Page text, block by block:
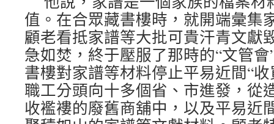
值。在合眾藏書樓時，就開端彙集
顧老看抵家譜等大批可貴汗青文獻
急如焚，終于壓服了那時的“文管
書樓對家譜等材料停止平易近間“
職工分頭向十多個省、市進發，從
收襤褸的廢舊商舖中，以及平易近